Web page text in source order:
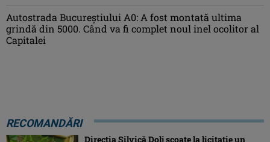
Autostrada Bucureștiului A0: A fost montată ultima
grindă din 5000. Când va fi complet noul inel ocolitor al
Capitalei
RECOMANDĂRI
Direcția Silvică Dolj scoate la licitație un